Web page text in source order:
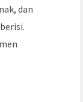
dan